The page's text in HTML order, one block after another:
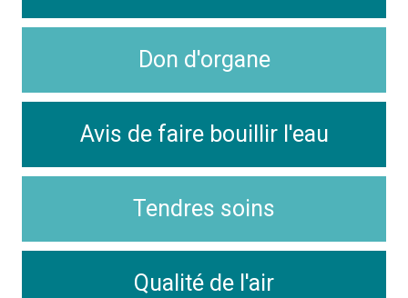
Don d'organe
Avis de faire bouillir l'eau
Tendres soins
Qualité de l'air